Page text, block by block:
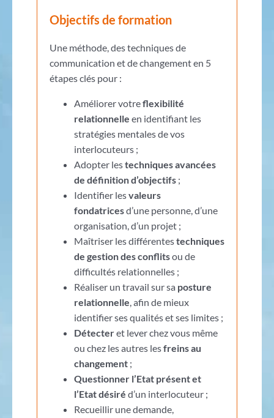
Objectifs de formation
Une méthode, des techniques de
communication et de changement en 5
étapes clés pour :
Améliorer votreflexibilité
relationnelle en identifiant les
stratégies mentales de vos
interlocuteurs ;
Adopter lestechniques avancées
de définition d’objectifs;
Identifier lesvaleurs
fondatricesd’une personne, d’une
organisation, d’un projet ;
Maîtriser les différentestechniques
de gestion des conflitsou de
difficultés relationnelles ;
Réaliser un travail sur sa posture
relationnelle, afin de mieux
identifier ses qualités et ses limites ;
Détecteret lever chez vous même
ou chez les autres lesfreins au
changement;
Questionner l’Etat présent et
l’Etat désiré d’un interlocuteur ;
Recueillir une demande,